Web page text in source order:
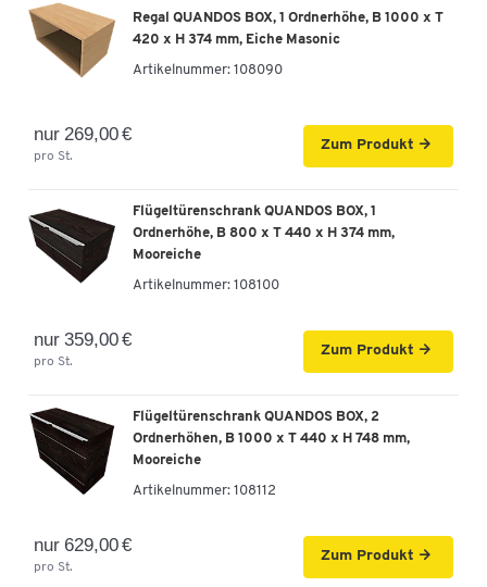
Regal QUANDOS BOX, 1 Ordnerhöhe, B 1000 x T
420 x H 374 mm, Eiche Masonic
Artikelnummer: 108090
nur 269,00 €
pro St.
Zum Produkt
Flügeltürenschrank QUANDOS BOX, 1
Ordnerhöhe, B 800 x T 440 x H 374 mm,
Mooreiche
Artikelnummer: 108100
nur 359,00 €
pro St.
Zum Produkt
Flügeltürenschrank QUANDOS BOX, 2
Ordnerhöhen, B 1000 x T 440 x H 748 mm,
Mooreiche
Artikelnummer: 108112
nur 629,00 €
pro St.
Zum Produkt